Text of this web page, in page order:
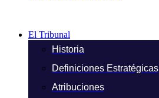
El Tribunal
Historia
Definiciones Estratégicas
Atribuciones